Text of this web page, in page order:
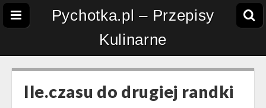
Pychotka.pl – Przepisy
Kulinarne
Ile.czasu do drugiej randki